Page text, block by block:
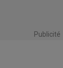
Publicité